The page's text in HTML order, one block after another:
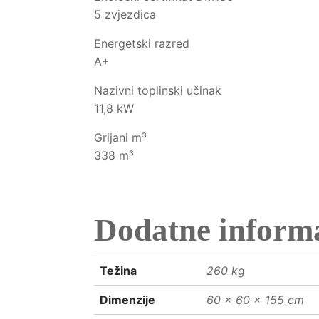
5 zvjezdica
Energetski razred
A+
Nazivni toplinski učinak
11,8 kW
Grijani m³
338 m³
Dodatne
Težina 260 kg
Dimenzije 60 × 60 × 155 cm